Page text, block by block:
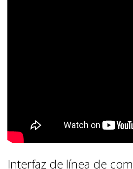
Interfaz de línea de